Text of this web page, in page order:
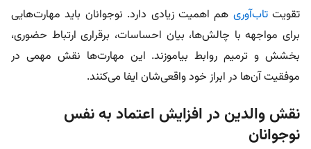
تقویتتاب‌آوری هم اهمیت زیادی دارد. نوجوانان باید مهارت‌هایی
برای مواجهه با چالش‌ها، بیان احساسات، برقراری ارتباط حضوری،
بخشش و ترمیم روابط بیاموزند. این مهارت‌ها نقش مهمی در
موفقیت آن‌ها در ابراز خود واقعی‌شان ایفا می‌کنند.
نقش والدین در افزایش اعتماد به نفس
نوجوانان